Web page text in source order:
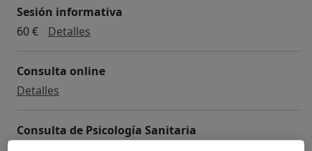
Sesión informativa
60 €
Detalles
Consulta online
Detalles
Consulta de Psicología Sanitaria